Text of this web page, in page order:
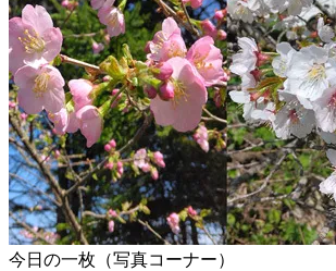
今日の一枚（写真コーナー）